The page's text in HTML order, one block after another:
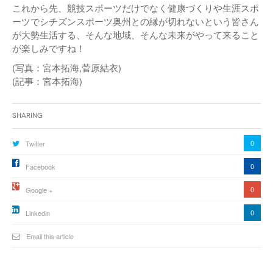
これから先、競技スポーツだけでなく健康づくりや生涯スポ
ーツでシチズンスポーツ奥州との縁が切れないという皆さん
が大勢生活する、そんな地域、そんな未来がやって来ること
が楽しみですね！
(写真：宮本拓海,菅原結衣)
(記事：宮本拓海)
Sharing
Twitter 0
Facebook 0
Google + 0
Linkedin 0
Email this article